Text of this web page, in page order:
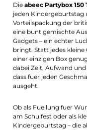
Dieabeec Partybox 150
jeden Kindergeburtstag
Vorteilspackung der
eine bunt gemischte
Gadgets – ein echter
bringt. Statt jedes kleine
einer einzigen Box
dabei Zeit, Aufwand
dass fuer jeden
ausgeht.
Ob als Fuellung fuer
am Schulfest oder als
Kindergeburtstag – die